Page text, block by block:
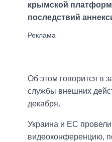
крымской
последствий
Об этом говорится в
службы внешних
декабря.
Украина и ЕС
видеоконференцию,